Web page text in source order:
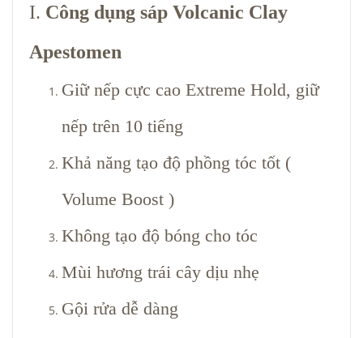
I. Công dụng sáp Volcanic Clay
Apestomen
Giữ nếp cực cao Extreme Hold, giữ
nếp trên 10 tiếng
Khả năng tạo độ phồng tóc tốt (
Volume Boost )
Không tạo độ bóng cho tóc
Mùi hương trái cây dịu nhẹ
Gội rửa dễ dàng